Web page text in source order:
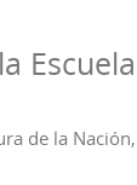
Escuela
de la Nación,